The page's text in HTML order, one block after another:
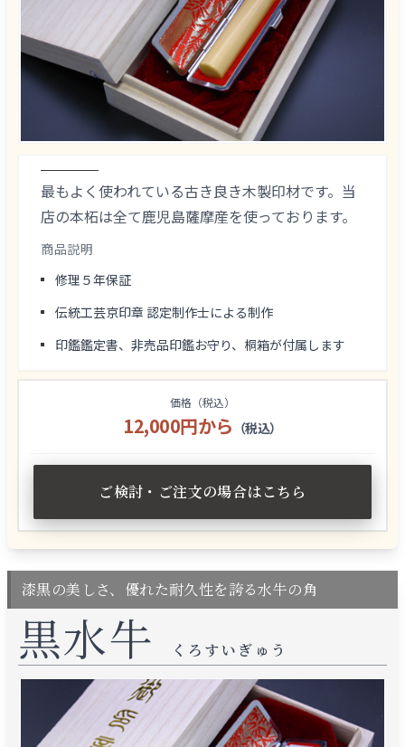
最もよく使われている古き良き木製印材です。当
店の本柘は全て鹿児島薩摩産を使っております。
商品説明
修理５年保証
伝統工芸京印章 認定制作士による制作
印鑑鑑定書、非売品印鑑お守り、桐箱が付属します
価格（税込）
12,000円から （税込）
ご検討・ご注文の場合はこちら
漆黒の美しさ、優れた耐久性を誇る水牛の角
黒水牛 くろすいぎゅう